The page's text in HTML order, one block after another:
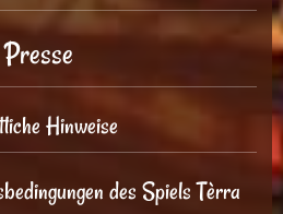
Presse
Hinweise
des Spiels Tèrra